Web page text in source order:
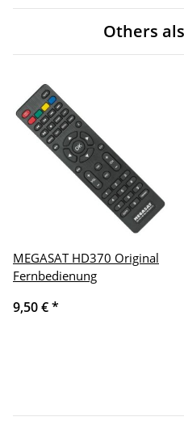
Others
MEGASAT HD370 Original
Fernbedienung
9,50 €*